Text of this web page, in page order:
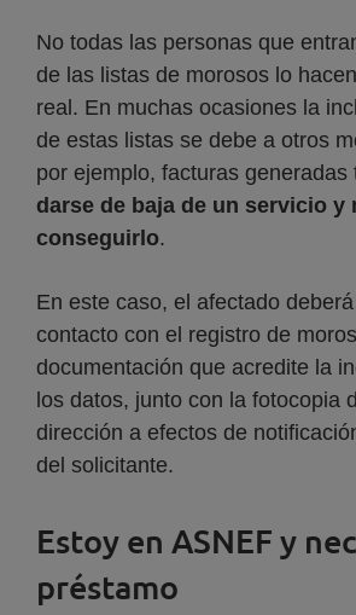
No todas las personas que
de las listas de morosos lo
real. En muchas ocasiones la
de estas listas se debe a otros
por ejemplo, facturas generadas
darse de baja de un servicio y
conseguirlo.
En este caso, el afectado
contacto con el registro de
documentación que acredite la
los datos, junto con la fotocopia
dirección a efectos de
del solicitante.
Estoy en ASNEF y
préstamo